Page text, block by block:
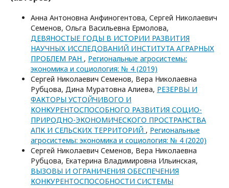
Анна Антоновна Анфиногентова, Сергей Николаевич
Семенов, Ольга Васильевна Ермолова,
ДЕВЯНОСТЫЕ ГОДЫ В ИСТОРИИ РАЗВИТИЯ
НАУЧНЫХ ИССЛЕДОВАНИЙ ИНСТИТУТА АГРАРНЫХ
ПРОБЛЕМ РАН , Региональные агросистемы:
экономика и социология: № 4 (2019)
Сергей Николаевич Семенов, Вера Николаевна
Рубцова, Дина Муратовна Алиева, РЕЗЕРВЫ И
ФАКТОРЫ УСТОЙЧИВОГО И
КОНКУРЕНТОСПОСОБНОГО РАЗВИТИЯ СОЦИО-
ПРИРОДНО-ЭКОНОМИЧЕСКОГО ПРОСТРАНСТВА
АПК И СЕЛЬСКИХ ТЕРРИТОРИЙ , Региональные
агросистемы: экономика и социология: № 4 (2020)
Сергей Николаевич Семенов, Вера Николаевна
Рубцова, Екатерина Владимировна Ильинская,
ВЫЗОВЫ И ОГРАНИЧЕНИЯ ОБЕСПЕЧЕНИЯ
КОНКУРЕНТОСПОСОБНОСТИ СИСТЕМЫ